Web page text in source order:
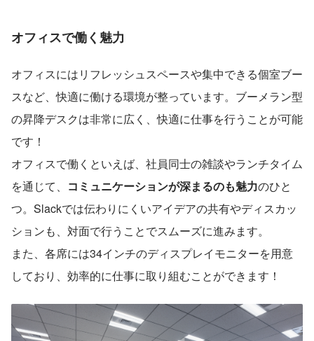
オフィスで働く魅力
オフィスにはリフレッシュスペースや集中できる個室ブー
スなど、快適に働ける環境が整っています。ブーメラン型
の昇降デスクは非常に広く、快適に仕事を行うことが可能
です！
オフィスで働くといえば、社員同士の雑談やランチタイム
を通じて、 コミュニケーションが深まるのも魅力のひと
つ。Slackでは伝わりにくいアイデアの共有やディスカッ
ションも、対面で行うことでスムーズに進みます。
また、各席には34インチのディスプレイモニターを用意
しており、効率的に仕事に取り組むことができます！